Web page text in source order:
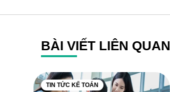
BÀI VIẾT LIÊN QUAN
TIN TỨC KẾ TOÁN